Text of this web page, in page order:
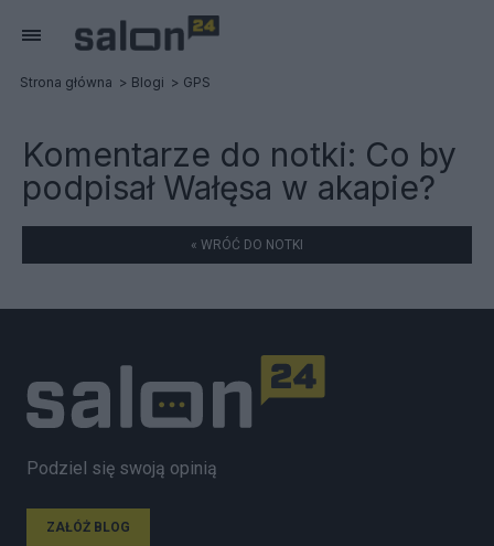
Strona główna Blogi GPS
Komentarze do notki: Co by
podpisał Wałęsa w akapie?
« WRÓĆ DO NOTKI
Podziel się swoją opinią
ZAŁÓŻ BLOG